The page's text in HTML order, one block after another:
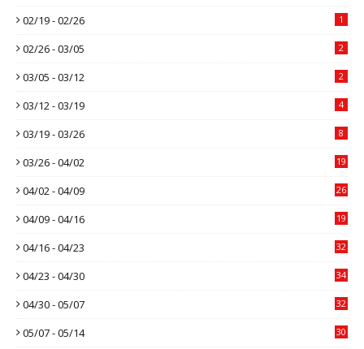
02/19 - 02/26 1
02/26 - 03/05 2
03/05 - 03/12 2
03/12 - 03/19 4
03/19 - 03/26 8
03/26 - 04/02 19
04/02 - 04/09 26
04/09 - 04/16 19
04/16 - 04/23 32
04/23 - 04/30 34
04/30 - 05/07 32
05/07 - 05/14 30